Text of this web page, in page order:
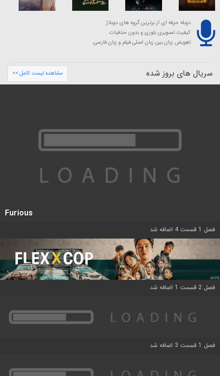
دوبله حرفه ای از برترین گروه های دوبلاژ
کیفیت تصویری بلوری و بدون حذفیات
تعویض زبان بین زبان اصلی فیلم و زبان فارسی
سریال های بروز شده مشاهده لیست کامل >>
Furious
فصل 1 قسمت 4 اضافه شد
فصل 2 قسمت 1 اضافه شد
فصل 1 قسمت 3 اضافه شد